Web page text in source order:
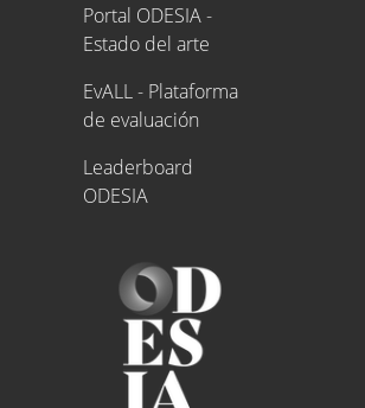
Portal ODESIA -
Estado del arte
EvALL - Plataforma
de evaluación
Leaderboard
ODESIA